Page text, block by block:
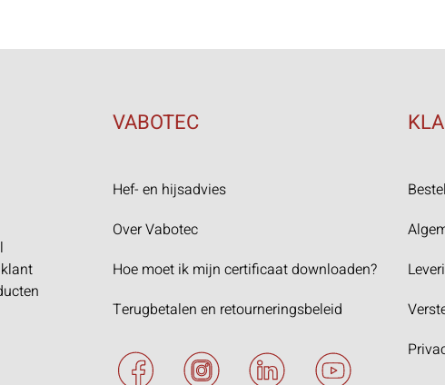
VABOTEC
Hef- en hijsadvies
Over Vabotec
Hoe moet ik mijn certificaat downloaden?
Terugbetalen en retourneringsbeleid